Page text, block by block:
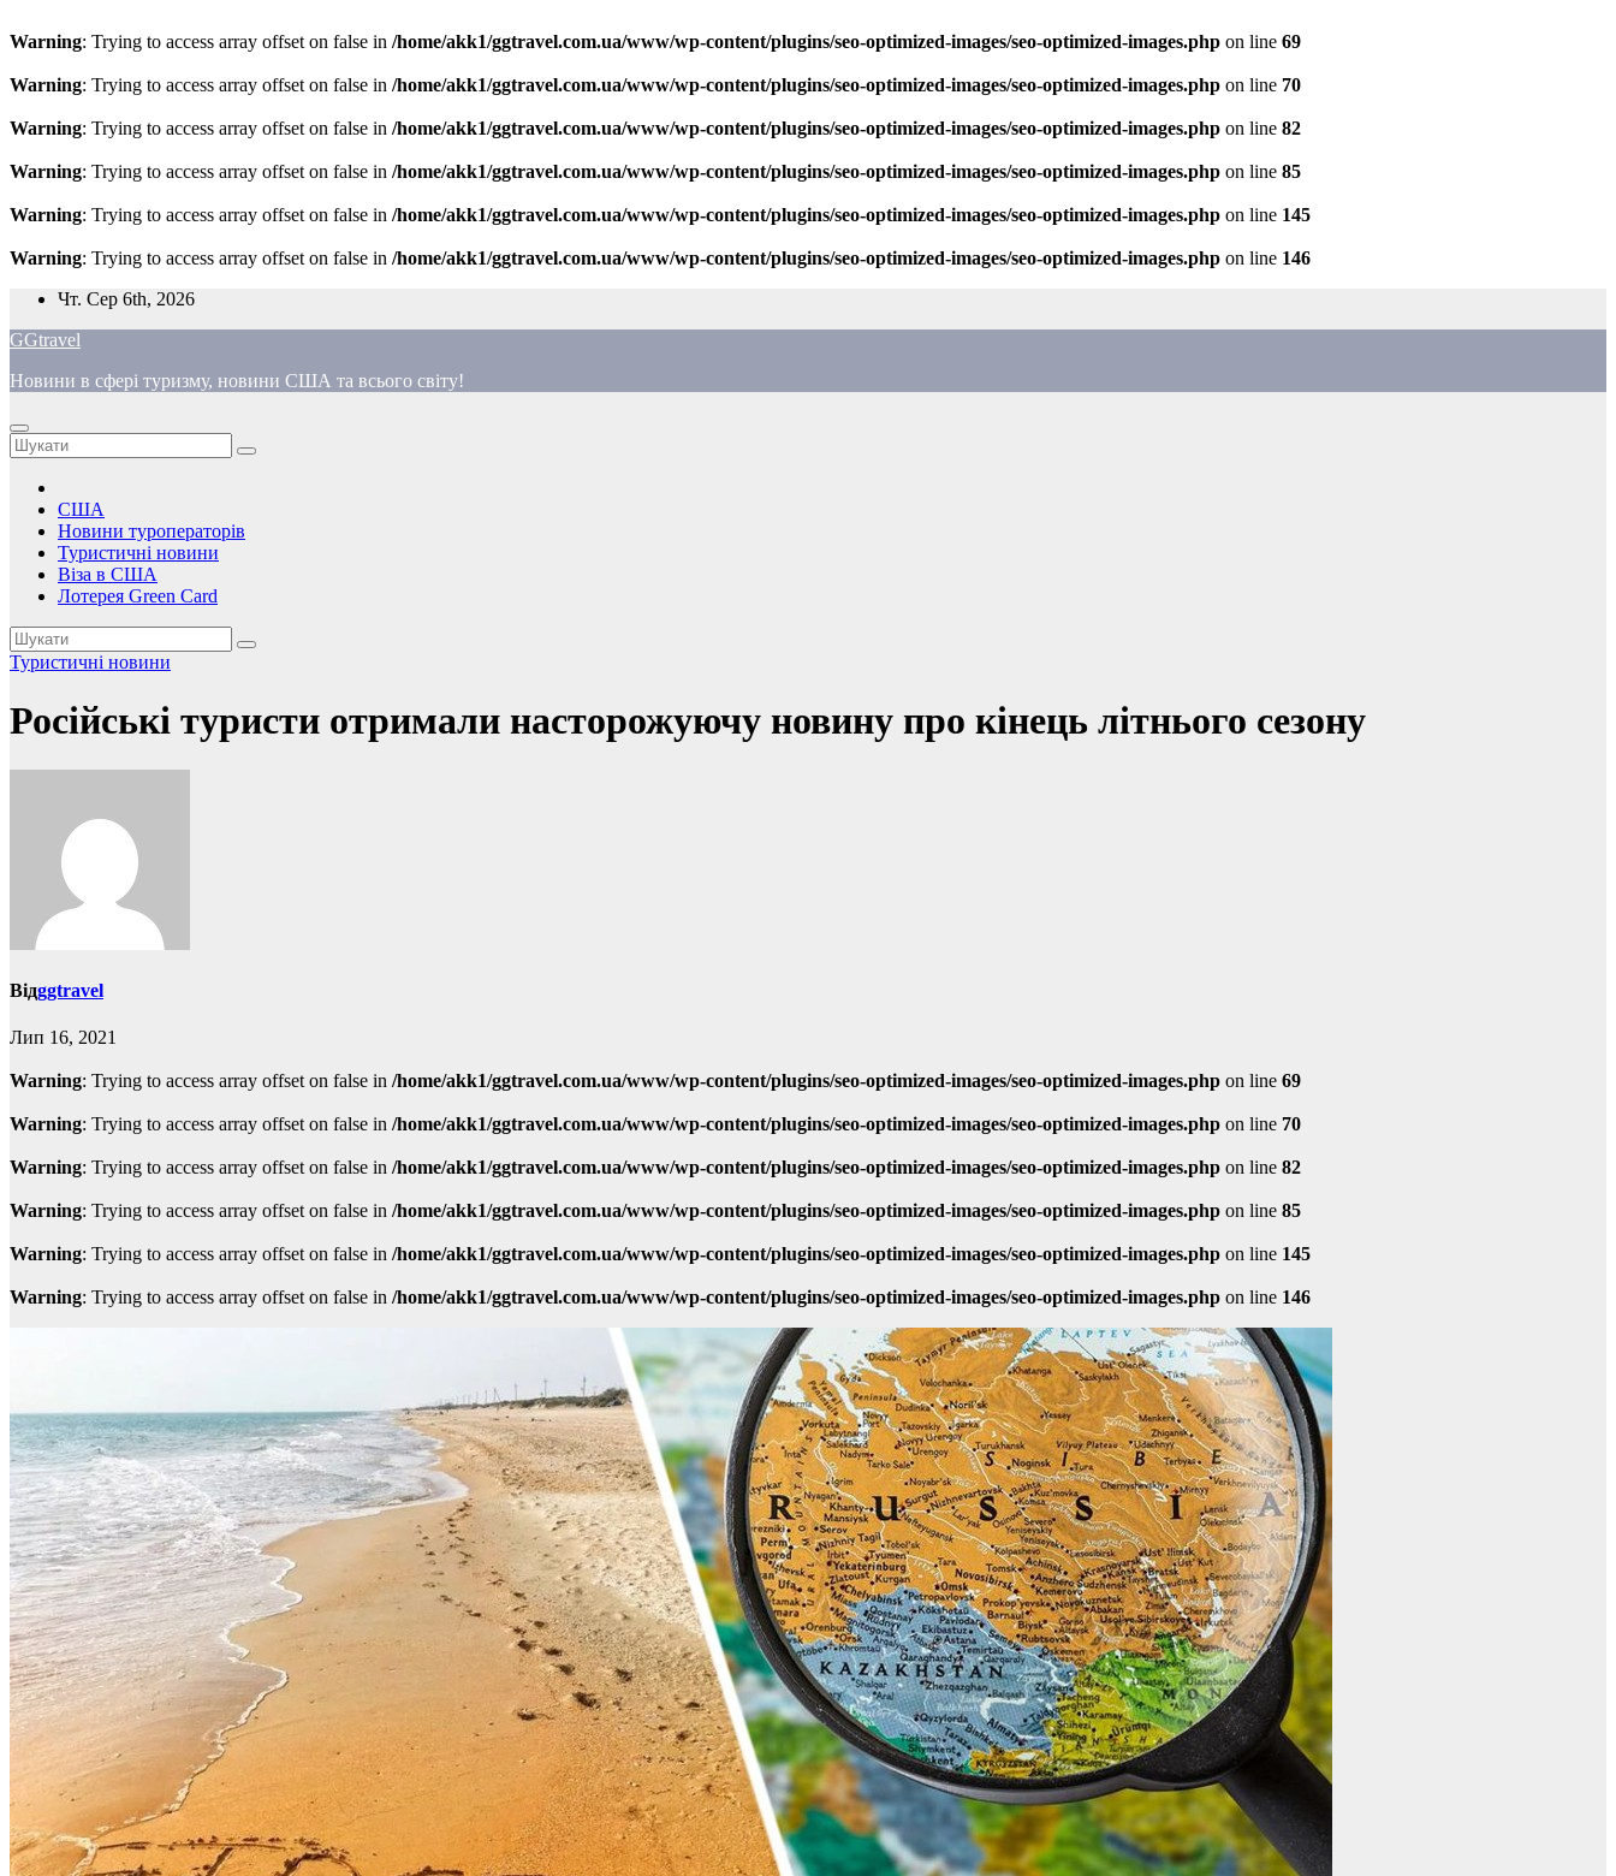
Warning: Trying to access array offset on false in /home/akk1/ggtravel.com.ua/www/wp-content/plugins/seo-optimized-images/seo-optimized-images.php on line 69
Warning: Trying to access array offset on false in /home/akk1/ggtravel.com.ua/www/wp-content/plugins/seo-optimized-images/seo-optimized-images.php on line 70
Warning: Trying to access array offset on false in /home/akk1/ggtravel.com.ua/www/wp-content/plugins/seo-optimized-images/seo-optimized-images.php on line 82
Warning: Trying to access array offset on false in /home/akk1/ggtravel.com.ua/www/wp-content/plugins/seo-optimized-images/seo-optimized-images.php on line 85
Warning: Trying to access array offset on false in /home/akk1/ggtravel.com.ua/www/wp-content/plugins/seo-optimized-images/seo-optimized-images.php on line 145
Warning: Trying to access array offset on false in /home/akk1/ggtravel.com.ua/www/wp-content/plugins/seo-optimized-images/seo-optimized-images.php on line 146
Перейти
вмісту
Чт. Сер 6th, 2026
GGtravel
Новини в сфері туризму, новини США та всього світу!
США
Новини туроператорів
Туристичні новини
Віза в США
Лотерея Green Card
Туристичні новини
Російські туристи отримали насторожуючу новину про кінець літнього сезону
Відggtravel
Лип 16, 2021
Warning: Trying to access array offset on false in /home/akk1/ggtravel.com.ua/www/wp-content/plugins/seo-optimized-images/seo-optimized-images.php on line 69
Warning: Trying to access array offset on false in /home/akk1/ggtravel.com.ua/www/wp-content/plugins/seo-optimized-images/seo-optimized-images.php on line 70
Warning: Trying to access array offset on false in /home/akk1/ggtravel.com.ua/www/wp-content/plugins/seo-optimized-images/seo-optimized-images.php on line 82
Warning: Trying to access array offset on false in /home/akk1/ggtravel.com.ua/www/wp-content/plugins/seo-optimized-images/seo-optimized-images.php on line 85
Warning: Trying to access array offset on false in /home/akk1/ggtravel.com.ua/www/wp-content/plugins/seo-optimized-images/seo-optimized-images.php on line 145
Warning: Trying to access array offset on false in /home/akk1/ggtravel.com.ua/www/wp-content/plugins/seo-optimized-images/seo-optimized-images.php on line 146